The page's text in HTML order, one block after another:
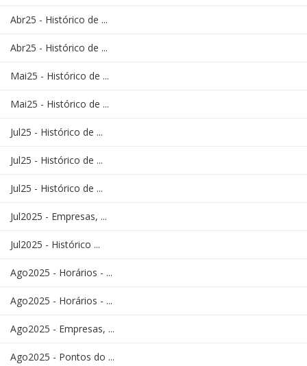
Abr25 - Histórico de ...
Abr25 - Histórico de ...
Mai25 - Histórico de ...
Mai25 - Histórico de ...
Jul25 - Histórico de ...
Jul25 - Histórico de ...
Jul25 - Histórico de ...
Jul2025 - Empresas, ...
Jul2025 - Histórico ...
Ago2025 - Horários - ...
Ago2025 - Horários - ...
Ago2025 - Empresas, ...
Ago2025 - Pontos do ...